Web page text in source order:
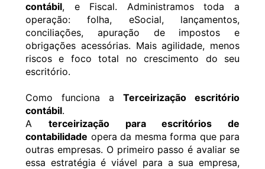
contábil, e Fiscal. Administramos toda a
operação: folha, eSocial, lançamentos,
conciliações, apuração de impostos e
obrigações acessórias. Mais agilidade, menos
riscos e foco total no crescimento do seu
escritório.
Como funciona a Terceirização escritório
contábil.
A terceirização para escritórios de
contabilidade opera da mesma forma que para
outras empresas. O primeiro passo é avaliar se
essa estratégia é viável para a sua empresa,